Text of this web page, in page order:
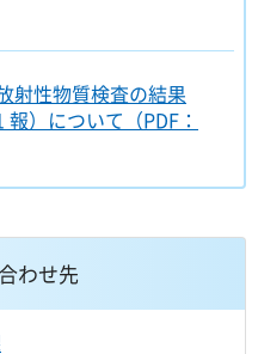
射性物質検査の結果
報）について（PDF：
わせ先